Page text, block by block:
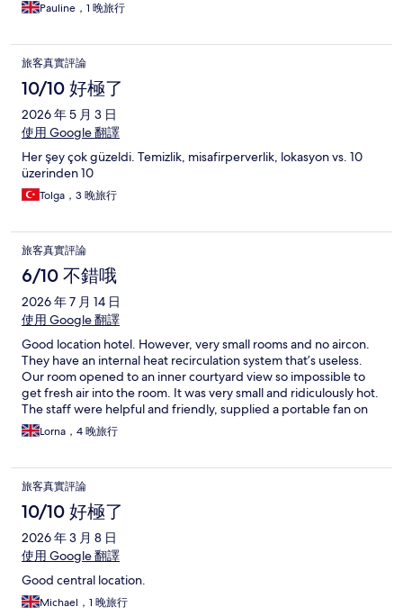
Pauline，1 晚旅行
旅客真實評論
10/10 好極了
2026 年 5 月 3 日
使用 Google 翻譯
Her şey çok güzeldi. Temizlik, misafirperverlik, lokasyon vs. 10
üzerinden 10
Tolga，3 晚旅行
旅客真實評論
6/10 不錯哦
2026 年 7 月 14 日
使用 Google 翻譯
Good location hotel. However, very small rooms and no aircon.
They have an internal heat recirculation system that’s useless.
Our room opened to an inner courtyard view so impossible to
get fresh air into the room. It was very small and ridiculously hot.
The staff were helpful and friendly, supplied a portable fan on
request. However the room was literally a sweat box. Would not
stay again for this reason. The corridor outside the rooms was
Lorna，4 晚旅行
旅客真實評論
10/10 好極了
2026 年 3 月 8 日
使用 Google 翻譯
Good central location.
Michael，1 晚旅行